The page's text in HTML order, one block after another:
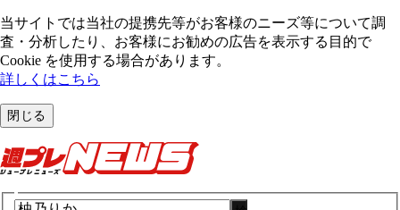
当サイトでは当社の提携先等がお客様のニーズ等について調
査・分析したり、お客様にお勧めの広告を表⽰する⽬的で
Cookie を使⽤する場合があります。
詳しくはこちら
閉じる